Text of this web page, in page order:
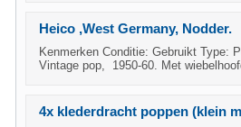
Heico ,West Germany, Nodder.
Kenmerken Conditie: Gebruikt Type:
Vintage pop, 1950-60. Met
4x klederdracht poppen (klein